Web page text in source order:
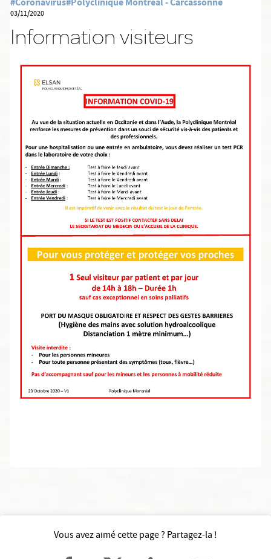
03/11/2020
Information visiteurs
Vous avez aimé cette page ? Partagez-la !